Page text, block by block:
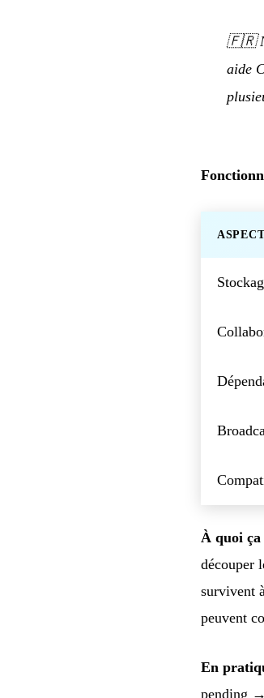
🇫🇷
aide
À quoi
découper
survivent
peuvent
En
pending